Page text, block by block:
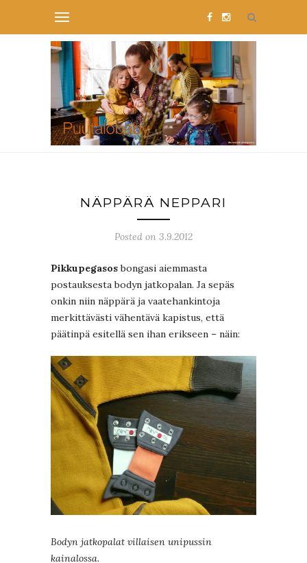
NÄPPÄRÄ NEPPARI
Posted on 3.9.2012
Pikkupegasosbongasi aiemmasta
postauksesta bodyn jatkopalan. Ja sepäs
onkin niin näppärä ja vaatehankintoja
merkittävästi vähentävä kapistus, että
päätinpä esitellä sen ihan erikseen – näin:
Bodyn jatkopalat villaisen unipussin
kainalossa.